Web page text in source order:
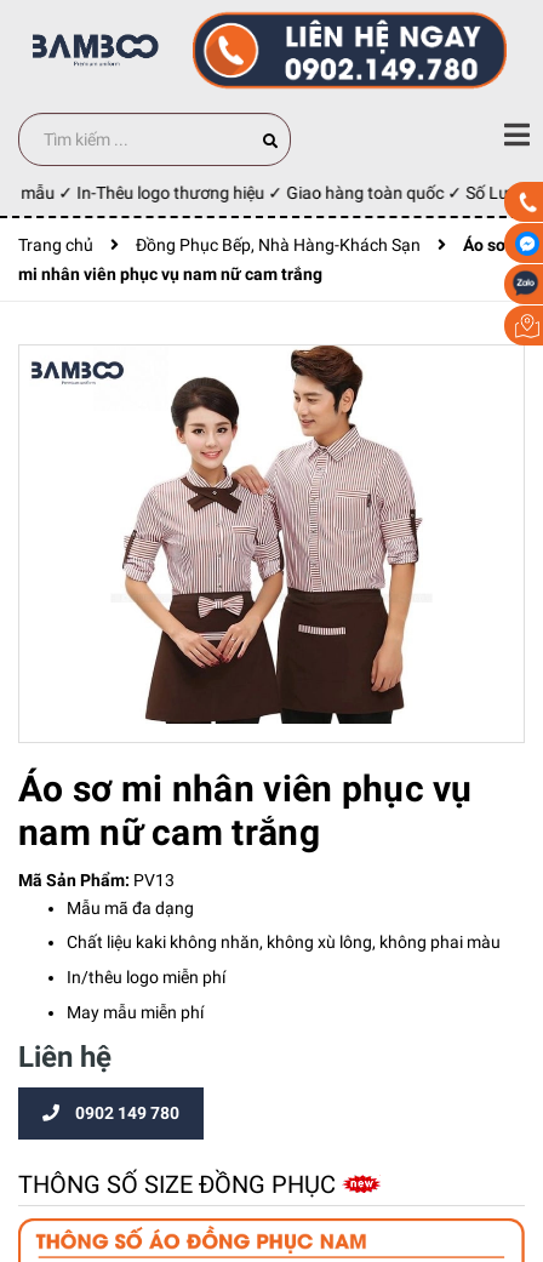
mẫu ✓ In-Thêu logo thương hiệu ✓ Giao hàng toàn quốc ✓ Số Lượng
Trang chủ Đồng Phục Bếp, Nhà Hàng-Khách Sạn
Áo sơ
mi nhân viên phục vụ nam nữ cam trắng
Áo sơ mi nhân viên phục vụ
nam nữ cam trắng
Mã Sản Phẩm: PV13
Mẫu mã đa dạng
Chất liệu kaki không nhăn, không xù lông, không phai màu
In/thêu logo miễn phí
May mẫu miễn phí
Liên hệ
0902 149 780
THÔNG SỐ SIZE ĐỒNG PHỤC